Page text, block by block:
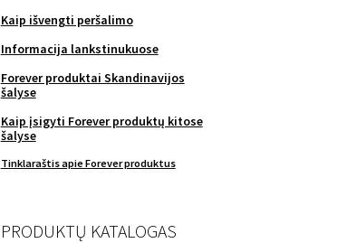
Kaip išvengti peršalimo
Informacija lankstinukuose
Forever produktai Skandinavijos
šalyse
Kaip įsigyti Forever produktų kitose
šalyse
Tinklaraštis apie Forever produktus
PRODUKTŲ KATALOGAS